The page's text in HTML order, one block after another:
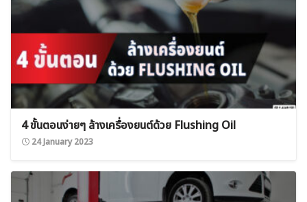
4 ขั้นตอนง่ายๆ ล้างเครื่องยนต์ด้วย Flushing Oil
24 January 2023